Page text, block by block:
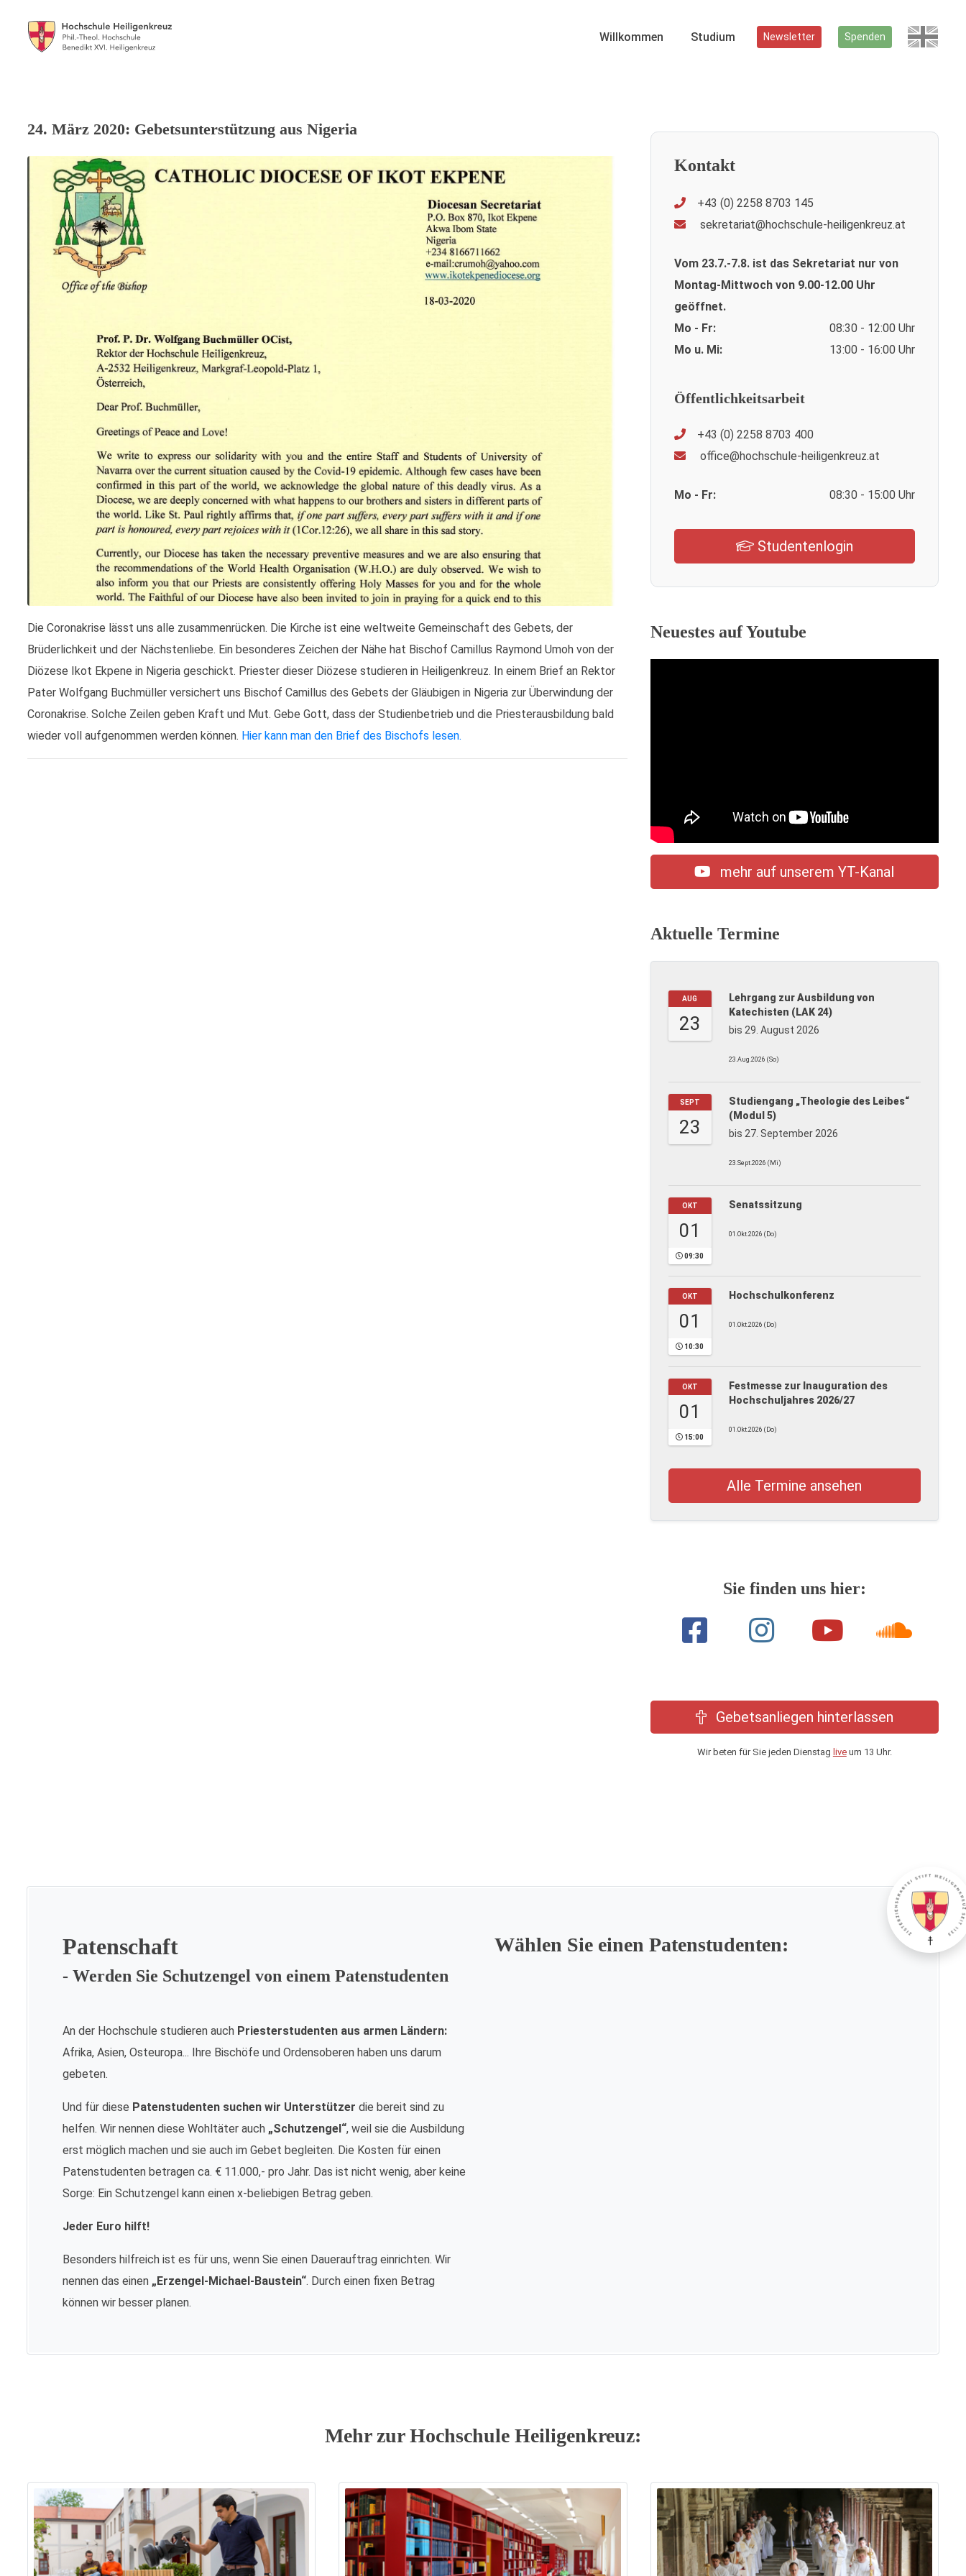
Willkommen Studium Newsletter Spenden
24. März 2020: Gebetsunterstützung aus Nigeria
Die Coronakrise lässt uns alle zusammenrücken. Die Kirche ist eine weltweite Gemeinschaft des Gebets, der
Brüderlichkeit und der Nächstenliebe. Ein besonderes Zeichen der Nähe hat Bischof Camillus Raymond Umoh von der
Diözese Ikot Ekpene in Nigeria geschickt. Priester dieser Diözese studieren in Heiligenkreuz. In einem Brief an Rektor
Pater Wolfgang Buchmüller versichert uns Bischof Camillus des Gebets der Gläubigen in Nigeria zur Überwindung der
Coronakrise. Solche Zeilen geben Kraft und Mut. Gebe Gott, dass der Studienbetrieb und die Priesterausbildung bald
wieder voll aufgenommen werden können. Hier kann man den Brief des Bischofs lesen.
Kontakt
+43 (0) 2258 8703 145
sekretariat@hochschule-heiligenkreuz.at
Vom 23.7.-7.8. ist das Sekretariat nur von
Montag-Mittwoch von 9.00-12.00 Uhr
geöffnet.
Mo - Fr:
08:30 - 12:00 Uhr
Mo u. Mi:
13:00 - 16:00 Uhr
Öffentlichkeitsarbeit
+43 (0) 2258 8703 400
office@hochschule-heiligenkreuz.at
Mo - Fr: 08:30 - 15:00 Uhr
Studentenlogin
Neuestes auf Youtube
mehr auf unserem YT-Kanal
Aktuelle Termine
AUG
23
Lehrgang zur Ausbildung von
Katechisten (LAK 24)
bis 29. August 2026
23.Aug.2026 (So)
SEPT
23
Studiengang „Theologie des Leibes“
(Modul 5)
bis 27. September 2026
23.Sept.2026 (Mi)
OKT
01
09:30
Senatssitzung
01.Okt.2026 (Do)
OKT
01
10:30
Hochschulkonferenz
01.Okt.2026 (Do)
OKT
01
15:00
Festmesse zur Inauguration des
Hochschuljahres 2026/27
01.Okt.2026 (Do)
Alle Termine ansehen
Sie finden uns hier:
Gebetsanliegen hinterlassen
Wir beten für Sie jeden Dienstag liveum 13 Uhr.
Patenschaft
- Werden Sie Schutzengel von einem Patenstudenten
An der Hochschule studieren auch Priesterstudenten aus armen Ländern:
Afrika, Asien, Osteuropa... Ihre Bischöfe und Ordensoberen haben uns darum
gebeten.
Und für diese Patenstudenten suchen wir Unterstützer die bereit sind zu
helfen. Wir nennen diese Wohltäter auch „Schutzengel“, weil sie die Ausbildung
erst möglich machen und sie auch im Gebet begleiten. Die Kosten für einen
Patenstudenten betragen ca. € 11.000,- pro Jahr. Das ist nicht wenig, aber keine
Sorge: Ein Schutzengel kann einen x-beliebigen Betrag geben.
Jeder Euro hilft!
Besonders hilfreich ist es für uns, wenn Sie einen Dauerauftrag einrichten. Wir
nennen das einen „Erzengel-Michael-Baustein“. Durch einen fixen Betrag
können wir besser planen.
Wählen Sie einen Patenstudenten:
Mehr zur Hochschule Heiligenkreuz: